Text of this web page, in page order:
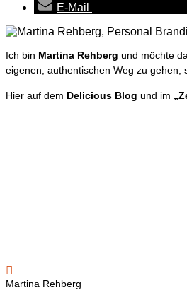
E-Mail
Ich bin Martina Rehberg und möchte
eigenen, authentischen Weg zu gehen,
Hier auf dem Delicious Blog und im

Martina Rehberg